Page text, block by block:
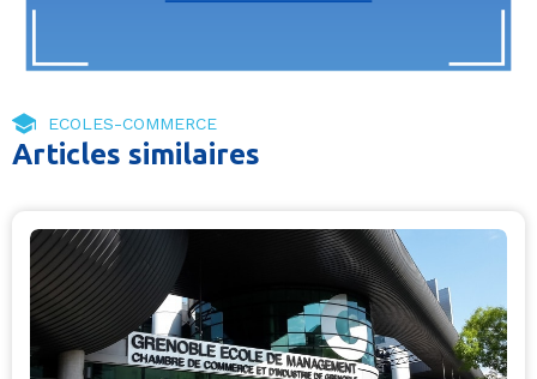
ECOLES-COMMERCE
Articles similaires